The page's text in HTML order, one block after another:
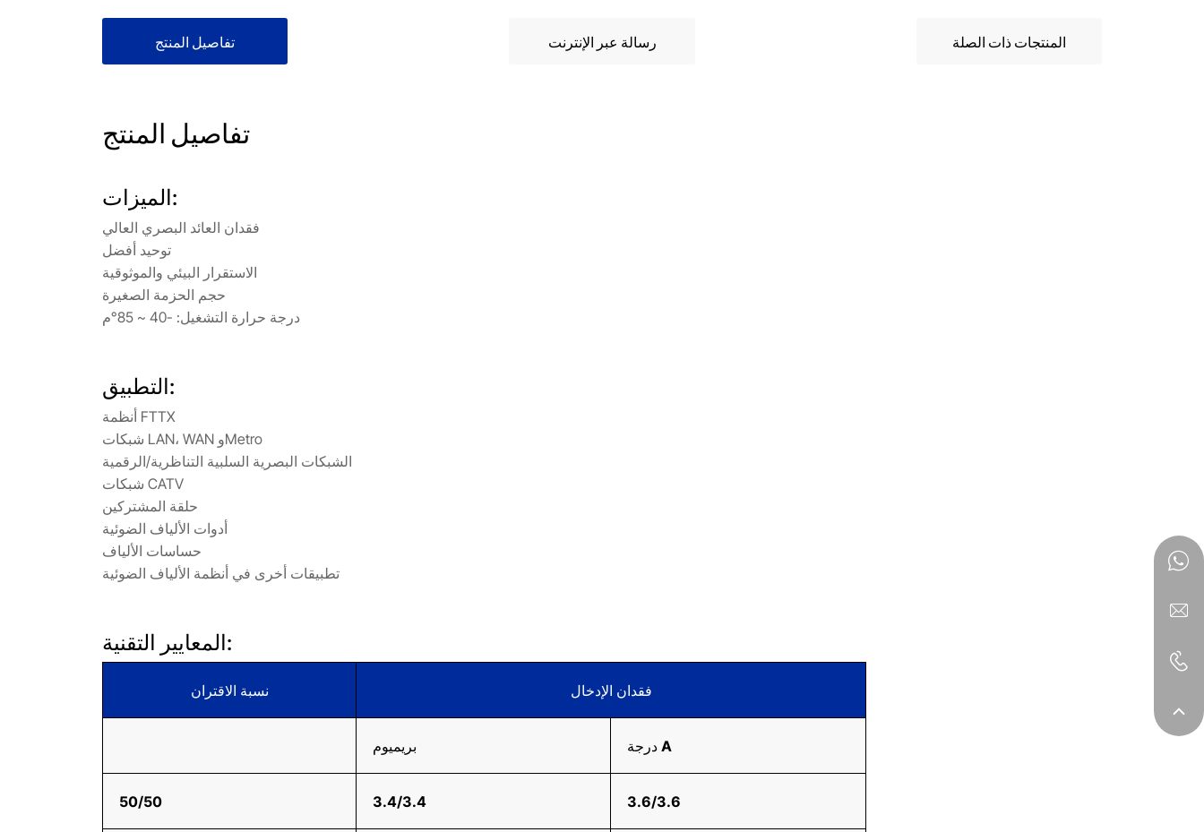
تفاصيل المنتج رسالة عبر الإنترنت المنتجات ذات الصلة
تفاصيل المنتج
الميزات:
فقدان العائد البصري العالي
توحيد أفضل
الاستقرار البيئي والموثوقية
حجم الحزمة الصغيرة
درجة حرارة التشغيل: -40 ~ 85°م
التطبيق:
أنظمة FTTX
شبكات LAN، WAN وMetro
الشبكات البصرية السلبية التناظرية/الرقمية
شبكات CATV
حلقة المشتركين
أدوات الألياف الضوئية
حساسات الألياف
تطبيقات أخرى في أنظمة الألياف الضوئية
المعايير التقنية:
نسبة الاقتران فقدان الإدخال
بريميوم درجة A
50/50 3.4/3.4 3.6/3.6